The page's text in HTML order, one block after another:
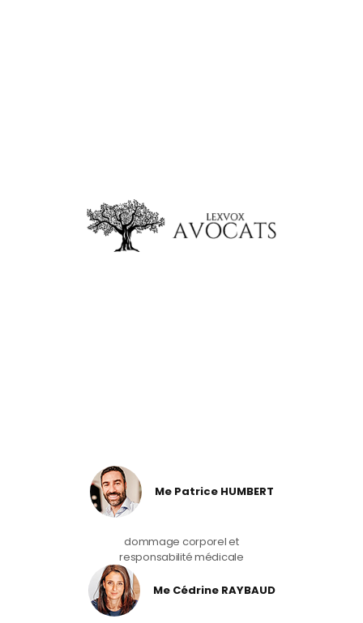
Me Patrice HUMBERT
dommage corporel et
responsabilité médicale
Me Cédrine RAYBAUD